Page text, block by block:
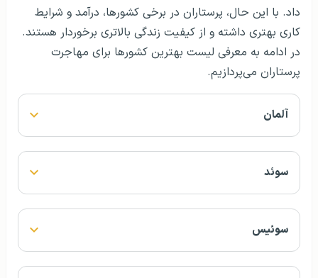
داد. با این حال، پرستاران در برخی کشورها، درآمد و شرایط
کاری بهتری داشته و از کیفیت زندگی بالاتری برخوردار هستند.
در ادامه به معرفی لیست بهترین کشورها برای مهاجرت
پرستاران می‌پردازیم‌.
آلمان
سوئد
سوئیس